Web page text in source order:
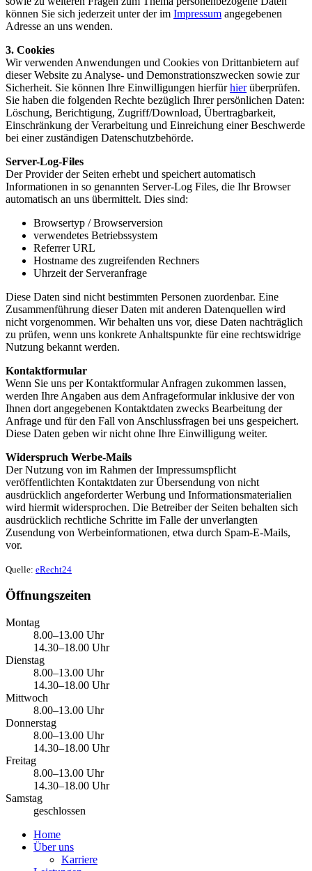
können Sie sich jederzeit unter der im Impressum angegebenen
Adresse an uns wenden.
3. Cookies
Wir verwenden Anwendungen und Cookies von Drittanbietern auf
dieser Website zu Analyse- und Demonstrationszwecken sowie zur
Sicherheit. Sie können Ihre Einwilligungen hierfürhierüberprüfen.
Sie haben die folgenden Rechte bezüglich Ihrer persönlichen Daten:
Löschung, Berichtigung, Zugriff/Download, Übertragbarkeit,
Einschränkung der Verarbeitung und Einreichung einer Beschwerde
bei einer zuständigen Datenschutzbehörde.
Server-Log-Files
Der Provider der Seiten erhebt und speichert automatisch
Informationen in so genannten Server-Log Files, die Ihr Browser
automatisch an uns übermittelt. Dies sind:
Browsertyp / Browserversion
verwendetes Betriebssystem
Referrer URL
Hostname des zugreifenden Rechners
Uhrzeit der Serveranfrage
Diese Daten sind nicht bestimmten Personen zuordenbar. Eine
Zusammenführung dieser Daten mit anderen Datenquellen wird
nicht vorgenommen. Wir behalten uns vor, diese Daten nachträglich
zu prüfen, wenn uns konkrete Anhaltspunkte für eine rechtswidrige
Nutzung bekannt werden.
Kontaktformular
Wenn Sie uns per Kontaktformular Anfragen zukommen lassen,
werden Ihre Angaben aus dem Anfrageformular inklusive der von
Ihnen dort angegebenen Kontaktdaten zwecks Bearbeitung der
Anfrage und für den Fall von Anschlussfragen bei uns gespeichert.
Diese Daten geben wir nicht ohne Ihre Einwilligung weiter.
Widerspruch Werbe-Mails
Der Nutzung von im Rahmen der Impressumspflicht
veröffentlichten Kontaktdaten zur Übersendung von nicht
ausdrücklich angeforderter Werbung und Informationsmaterialien
wird hiermit widersprochen. Die Betreiber der Seiten behalten sich
ausdrücklich rechtliche Schritte im Falle der unverlangten
Zusendung von Werbeinformationen, etwa durch Spam-E-Mails,
vor.
Quelle: eRecht24
Öffnungszeiten
Montag
8.00–13.00 Uhr
14.30–18.00 Uhr
Dienstag
8.00–13.00 Uhr
14.30–18.00 Uhr
Mittwoch
8.00–13.00 Uhr
Donnerstag
8.00–13.00 Uhr
14.30–18.00 Uhr
Freitag
8.00–13.00 Uhr
14.30–18.00 Uhr
Samstag
geschlossen
Home
Über uns
Karriere